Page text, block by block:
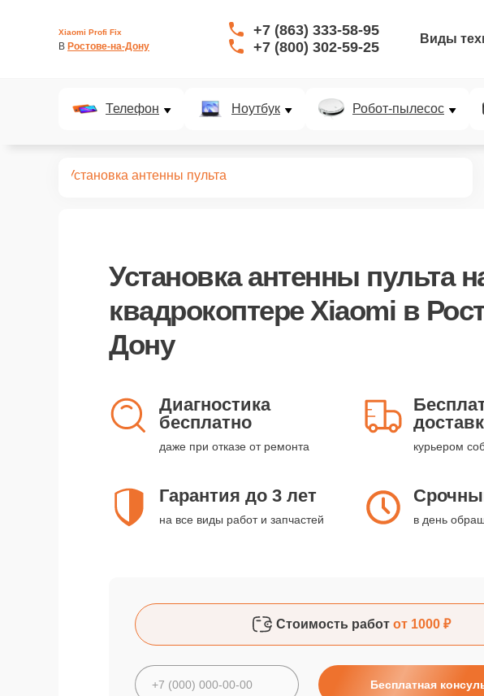
Xiaomi Profi Fix
В Ростове-на-Дону
+7 (863) 333-58-95
+7 (800) 302-59-25
Виды
Телефон Ноутбук Робот-пылесос
Установка антенны пульта
Установка антенны пульта
квадрокоптере Xiaomi в
Дону
Диагностика
бесплатно
даже при отказе от ремонта курьером
Гарантия до 3 лет
на все виды работ и запчастей в день
Стоимость работ от 1000 ₽
Бесплатная